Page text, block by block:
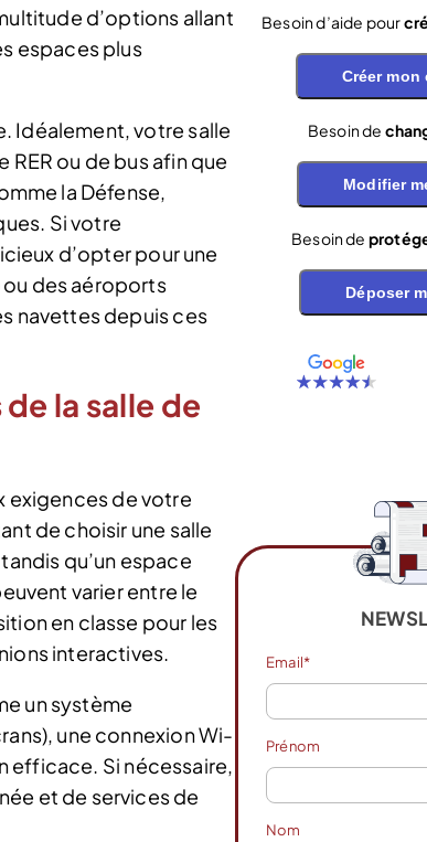
d’options allant
espaces plus
Idéalement, votre salle
ou de bus afin que
la Défense,
Si votre
d’opter pour une
ou des aéroports
navettes depuis ces
la salle de
exigences de votre
de choisir une salle
qu’un espace
varier entre le
en classe pour les
interactives.
un système
une connexion Wi-
efficace. Si nécessaire,
et de services de
Besoin d’aide pour
Créer mon
Besoin de
Modifier
Besoin de
Déposer
Email*
Prénom
Nom